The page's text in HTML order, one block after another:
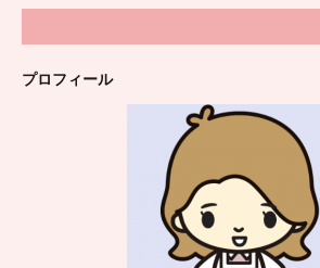
プロフィール